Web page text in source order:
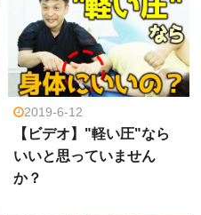
2019-6-12
【ビデオ】"軽い圧"なら
いいと思っていません
か？